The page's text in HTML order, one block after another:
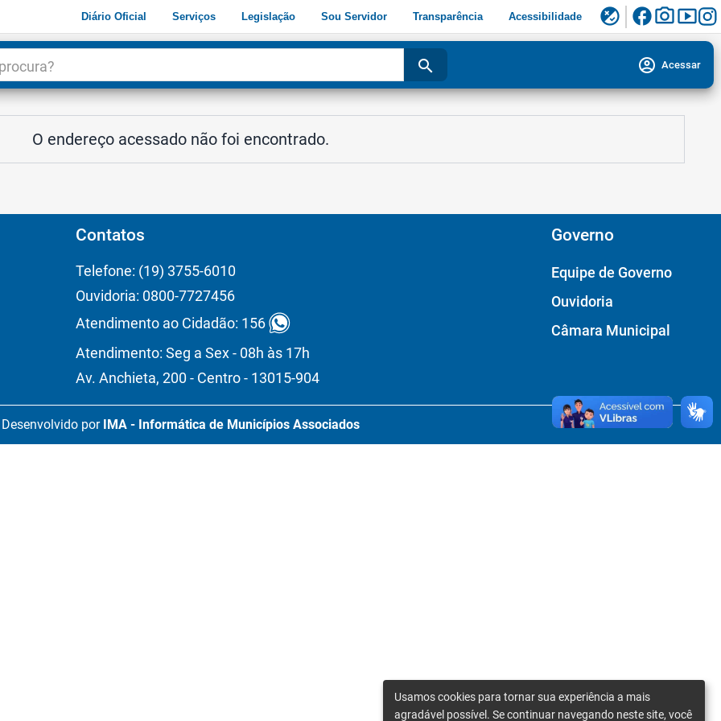
Diário Oficial Serviços Legislação Sou Servidor Transparência Acessibilidade flaky facebookphoto_camerasmart_display
search account_circle Acessar
O endereço acessado não foi encontrado.
Contatos
Telefone: (19) 3755-6010
Ouvidoria: 0800-7727456
Atendimento ao Cidadão: 156
Atendimento: Seg a Sex - 08h às 17h
Av. Anchieta, 200 - Centro - 13015-904
Governo
Equipe de Governo
Ouvidoria
Câmara Municipal
Desenvolvido por IMA - Informática de Municípios Associados
Usamos cookies para tornar sua experiência a mais
agradável possível. Se continuar navegando neste site, você